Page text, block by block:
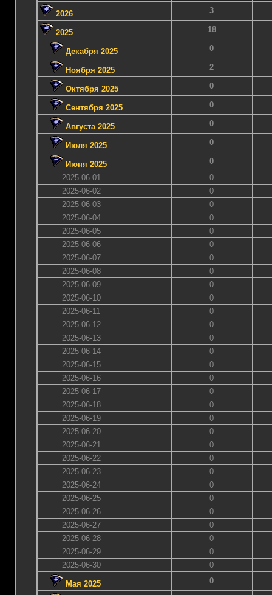
2026 3
2025 18
Декабря 2025 0
Ноября 2025 2
Октября 2025 0
Сентября 2025 0
Августа 2025 0
Июля 2025 0
Июня 2025
0
2025-06-01
0
2025-06-02
0
2025-06-03
0
2025-06-04
0
2025-06-05
0
2025-06-06
0
2025-06-07
0
2025-06-08
0
2025-06-09
0
2025-06-10
0
2025-06-11
0
2025-06-12
0
2025-06-13
0
2025-06-14
0
2025-06-15
0
2025-06-16
0
2025-06-17
0
2025-06-18
0
2025-06-19
0
2025-06-20
0
2025-06-21
0
2025-06-22
0
2025-06-23
0
2025-06-24
0
2025-06-25
0
2025-06-26
0
2025-06-27
0
2025-06-28
0
2025-06-29
0
2025-06-30
0
Мая 2025 0